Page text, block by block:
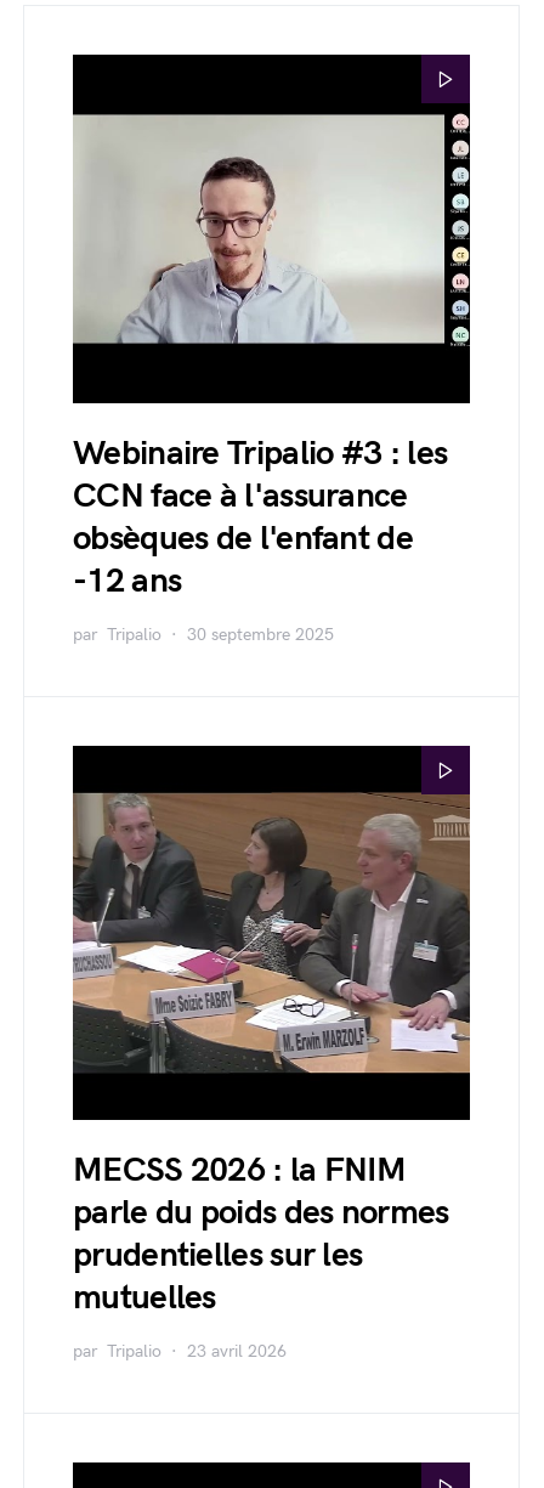
Webinaire Tripalio #3 : les
CCN face à l'assurance
obsèques de l'enfant de
-12 ans
par Tripalio 30 septembre 2025
MECSS 2026 : la FNIM
parle du poids des normes
prudentielles sur les
mutuelles
par Tripalio 23 avril 2026